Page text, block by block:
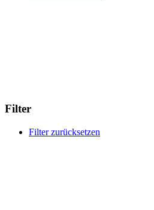
Filter
Filter zurücksetzen